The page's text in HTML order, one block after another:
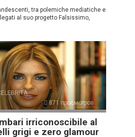
tra polemiche mediatiche e
al suo progetto Falsissimo,
871 просмотров
irriconoscibile al
grigi e zero glamour